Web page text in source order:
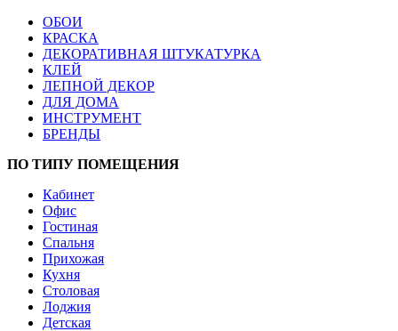
ОБОИ
КРАСКА
ДЕКОРАТИВНАЯ ШТУКАТУРКА
КЛЕЙ
ЛЕПНОЙ ДЕКОР
ДЛЯ ДОМА
ИНСТРУМЕНТ
БРЕНДЫ
ПО ТИПУ ПОМЕЩЕНИЯ
Кабинет
Офис
Гостиная
Спальня
Прихожая
Кухня
Столовая
Лоджия
Детская